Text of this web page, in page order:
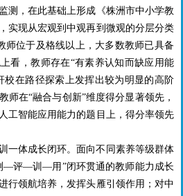
测，在此基础上形成《株洲市中小学教
实现从宏观到中观再到微观的分层分类
师位于及格线以上，大多数教师已具备
看，教师存在“有素养认知而缺应用能
校在路径探索上发挥出较为明显的高阶
师在“融合与创新”维度得分显著领先，
工智能应用能力的题目上，得分率领先
一体成长闭环。面向不同素养等级群体
—评—训—用”闭环贯通的教师能力成长
行领航培养，发挥头雁引领作用；对中